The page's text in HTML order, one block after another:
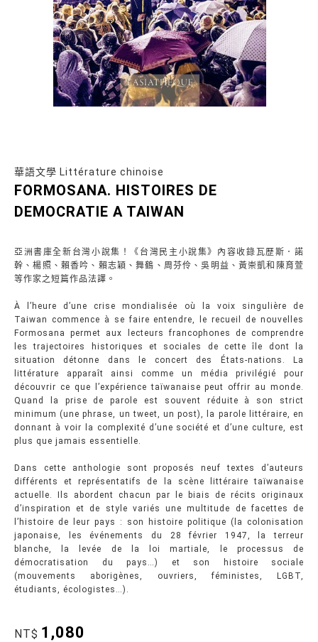
華語文學 Littérature chinoise
FORMOSANA. HISTOIRES DE
DEMOCRATIE A TAIWAN
亞洲書庫全新台灣小說集！《台灣民主小說集》內容收錄瓦歷斯．諾
幹、楊照、賴香吟、賴志穎、舞鶴、周芬伶、吳明益、黃崇凱和陳育萱
等作家之短篇作品法譯。
À l’heure d’une crise mondialisée où la voix singulière de
Taiwan commence à se faire entendre, le recueil de nouvelles
Formosana permet aux lecteurs francophones de comprendre
les trajectoires historiques et sociales de cette île dont la
situation détonne dans le concert des États-nations. La
littérature apparaît ainsi comme un média privilégié pour
découvrir ce que l’expérience taïwanaise peut offrir au monde.
Quand la prise de parole est souvent réduite à son strict
minimum (une phrase, un tweet, un post), la parole littéraire, en
donnant à voir la complexité d’une société et d’une culture, est
plus que jamais essentielle.
Dans cette anthologie sont proposés neuf textes d’auteurs
différents et représentatifs de la scène littéraire taïwanaise
actuelle. Ils abordent chacun par le biais de récits originaux
d’inspiration et de style variés une multitude de facettes de
l’histoire de leur pays : son histoire politique (la colonisation
japonaise, les événements du 28 février 1947, la terreur
blanche, la levée de la loi martiale, le processus de
démocratisation du pays…) et son histoire sociale
(mouvements aborigènes, ouvriers, féministes, LGBT,
étudiants, écologistes…).
NT$ 1,080